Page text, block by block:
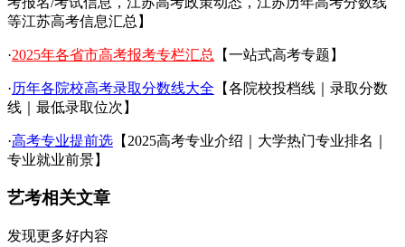
等江苏高考信息汇总】
·2025年各省市高考报考专栏汇总 【一站式高考专题】
·历年各院校高考录取分数线大全 【各院校投档线｜录取分数
线｜最低录取位次】
·高考专业提前选 【2025高考专业介绍｜大学热门专业排名｜
专业就业前景】
艺考相关文章
发现更多好内容